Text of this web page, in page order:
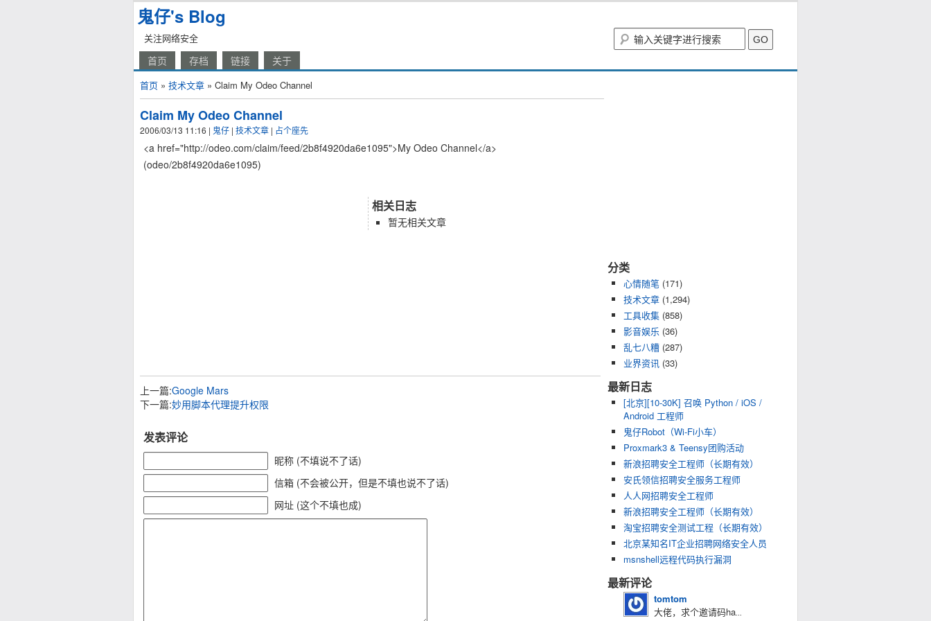
鬼仔's Blog
关注网络安全
首页 存档 链接 关于
首页 » 技术文章 » Claim My Odeo Channel
Claim My Odeo Channel
2006/03/13 11:16 | 鬼仔 | 技术文章 | 占个座先
<a href="http://odeo.com/claim/feed/2b8f4920da6e1095">My Odeo Channel</a>
(odeo/2b8f4920da6e1095)
相关日志
暂无相关文章
上一篇:Google Mars
下一篇:妙用脚本代理提升权限
发表评论
昵称 (不填说不了话)
信箱 (不会被公开，但是不填也说不了话)
网址 (这个不填也成)
分类
心情随笔 (171)
技术文章 (1,294)
工具收集 (858)
影音娱乐 (36)
乱七八糟 (287)
业界资讯 (33)
最新日志
[北京][10-30K] 召唤 Python / iOS /
Android 工程师
鬼仔Robot（Wi-Fi小车）
Proxmark3 & Teensy团购活动
新浪招聘安全工程师（长期有效）
安氏领信招聘安全服务工程师
人人网招聘安全工程师
新浪招聘安全工程师（长期有效）
淘宝招聘安全测试工程（长期有效）
北京某知名IT企业招聘网络安全人员
msnshell远程代码执行漏洞
最新评论
tomtom
大佬，求个邀请码ha...